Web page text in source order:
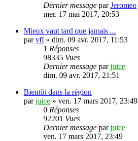
Dernier message parJeromeo
mer. 17 mai 2017, 20:53
Mieux vaut tard que jamais ...
parvfl » dim. 09 avr. 2017, 11:53
1 Réponses
98335 Vues
Dernier message parjuice
dim. 09 avr. 2017, 21:51
Bientôt dans la région
parjuice » ven. 17 mars 2017, 23:49
0 Réponses
92201 Vues
Dernier message parjuice
ven. 17 mars 2017, 23:49